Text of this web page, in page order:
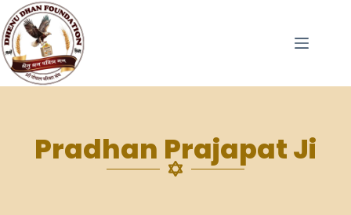
Pradhan Prajapat Ji